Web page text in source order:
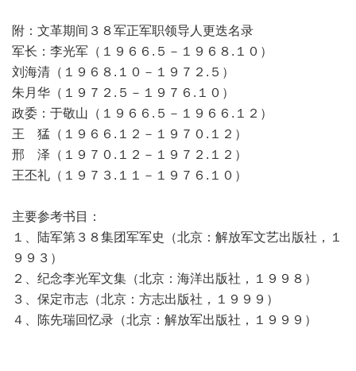
附：文革期间３８军正军职领导人更迭名录
军长：李光军（１９６６.５－１９６８.１０）
刘海清（１９６８.１０－１９７２.５）
朱月华（１９７２.５－１９７６.１０）
政委：于敬山（１９６６.５－１９６６.１２）
王 猛（１９６６.１２－１９７０.１２）
邢 泽（１９７０.１２－１９７２.１２）
王丕礼（１９７３.１１－１９７６.１０）
主要参考书目：
１、陆军第３８集团军军史（北京：解放军文艺出版社，１
９９３）
２、纪念李光军文集（北京：海洋出版社，１９９８）
３、保定市志（北京：方志出版社，１９９９）
４、陈先瑞回忆录（北京：解放军出版社，１９９９）